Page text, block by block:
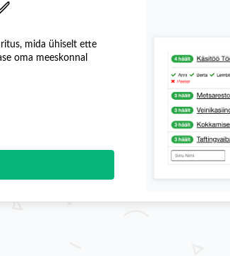
mida ühiselt ette
oma meeskonnal